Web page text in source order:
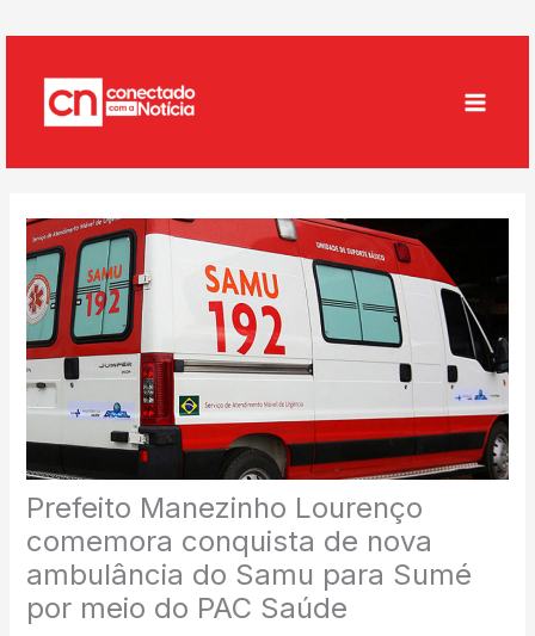
conteúdo
Prefeito Manezinho Lourenço
comemora conquista de nova
ambulância do Samu para Sumé
por meio do PAC Saúde